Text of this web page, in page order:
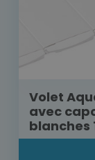
Volet
avec
blanches